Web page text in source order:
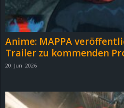
Anime: MAPPA
Trailer zu kommenden
20. Juni 2026